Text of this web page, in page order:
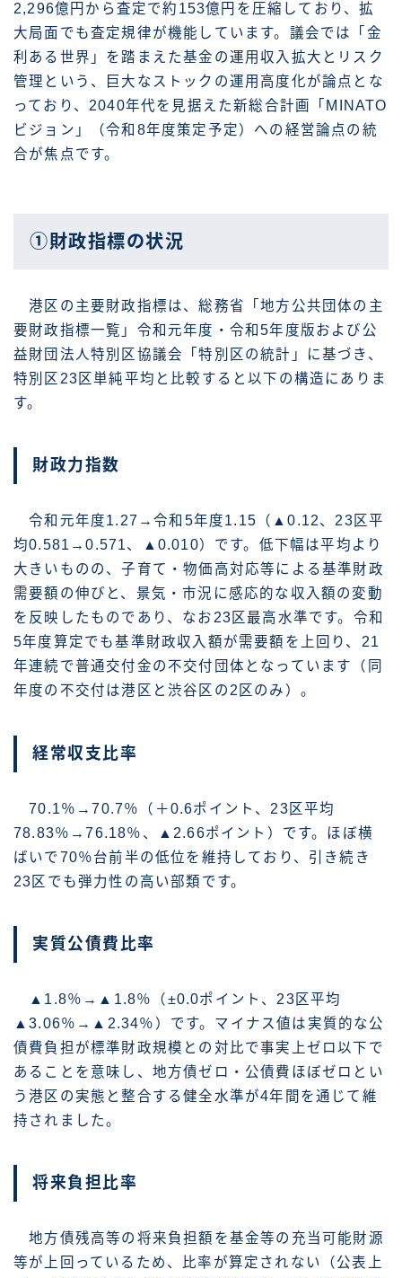
2,296億円から査定で約153億円を圧縮しており、拡
大局面でも査定規律が機能しています。議会では「金
利ある世界」を踏まえた基金の運用収入拡大とリスク
管理という、巨大なストックの運用高度化が論点とな
っており、2040年代を見据えた新総合計画「MINATO
ビジョン」（令和8年度策定予定）への経営論点の統
合が焦点です。
①財政指標の状況
港区の主要財政指標は、総務省「地方公共団体の主
要財政指標一覧」令和元年度・令和5年度版および公
益財団法人特別区協議会「特別区の統計」に基づき、
特別区23区単純平均と比較すると以下の構造にありま
す。
財政力指数
令和元年度1.27→令和5年度1.15（▲0.12、23区平
均0.581→0.571、▲0.010）です。低下幅は平均より
大きいものの、子育て・物価高対応等による基準財政
需要額の伸びと、景気・市況に感応的な収入額の変動
を反映したものであり、なお23区最高水準です。令和
5年度算定でも基準財政収入額が需要額を上回り、21
年連続で普通交付金の不交付団体となっています（同
年度の不交付は港区と渋谷区の2区のみ）。
経常収支比率
70.1％→70.7％（＋0.6ポイント、23区平均
78.83％→76.18％、▲2.66ポイント）です。ほぼ横
ばいで70％台前半の低位を維持しており、引き続き
23区でも弾力性の高い部類です。
実質公債費比率
▲1.8％→▲1.8％（±0.0ポイント、23区平均
▲3.06％→▲2.34％）です。マイナス値は実質的な公
債費負担が標準財政規模との対比で事実上ゼロ以下で
あることを意味し、地方債ゼロ・公債費ほぼゼロとい
う港区の実態と整合する健全水準が4年間を通じて維
持されました。
将来負担比率
地方債残高等の将来負担額を基金等の充当可能財源
等が上回っているため、比率が算定されない（公表上